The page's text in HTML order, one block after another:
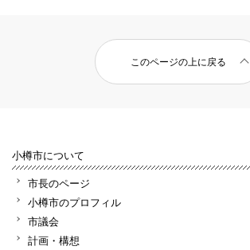
このページの上に戻る
小樽市について
市長のページ
小樽市のプロフィル
市議会
計画・構想